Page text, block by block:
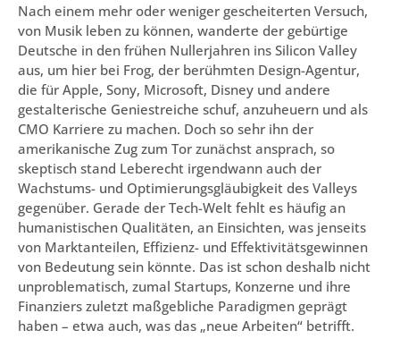
Nach einem mehr oder weniger gescheiterten Versuch,
von Musik leben zu können, wanderte der gebürtige
Deutsche in den frühen Nullerjahren ins Silicon Valley
aus, um hier bei Frog, der berühmten Design-Agentur,
die für Apple, Sony, Microsoft, Disney und andere
gestalterische Geniestreiche schuf, anzuheuern und als
CMO Karriere zu machen. Doch so sehr ihn der
amerikanische Zug zum Tor zunächst ansprach, so
skeptisch stand Leberecht irgendwann auch der
Wachstums- und Optimierungsgläubigkeit des Valleys
gegenüber. Gerade der Tech-Welt fehlt es häufig an
humanistischen Qualitäten, an Einsichten, was jenseits
von Marktanteilen, Effizienz- und Effektivitätsgewinnen
von Bedeutung sein könnte. Das ist schon deshalb nicht
unproblematisch, zumal Startups, Konzerne und ihre
Finanziers zuletzt maßgebliche Paradigmen geprägt
haben – etwa auch, was das „neue Arbeiten“ betrifft.